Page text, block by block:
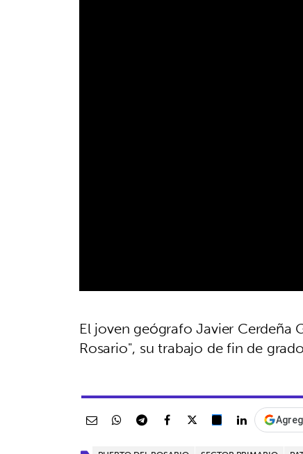
El joven geógrafo Javier Cerdeña
Rosario", su trabajo de fin de